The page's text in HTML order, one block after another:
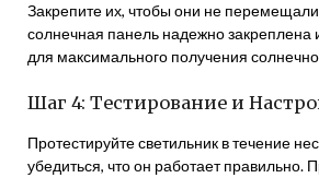
Закрепите их, чтобы они не
солнечная панель надежно закреплена
для максимального получения
Шаг 4: Тестирование и
Протестируйте светильник в течение
убедиться, что он работает правильно.